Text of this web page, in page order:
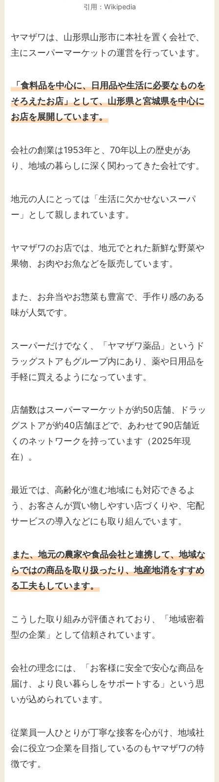
引用：Wikipedia
ヤマザワは、山形県山形市に本社を置く会社で、
主にスーパーマーケットの運営を行っています。
「食料品を中心に、日用品や生活に必要なものを
そろえたお店」として、山形県と宮城県を中心に
お店を展開しています。
会社の創業は1953年と、70年以上の歴史があ
り、地域の暮らしに深く関わってきた会社です。
地元の人にとっては「生活に欠かせないスーパ
ー」として親しまれています。
ヤマザワのお店では、地元でとれた新鮮な野菜や
果物、お肉やお魚などを販売しています。
また、お弁当やお惣菜も豊富で、手作り感のある
味が人気です。
スーパーだけでなく、「ヤマザワ薬品」というド
ラッグストアもグループ内にあり、薬や日用品を
手軽に買えるようになっています。
店舗数はスーパーマーケットが約50店舗、ドラッ
グストアが約40店舗ほどで、あわせて90店舗近
くのネットワークを持っています（2025年現
在）。
最近では、高齢化が進む地域にも対応できるよ
う、お客さんが買い物しやすい店づくりや、宅配
サービスの導入などにも取り組んでいます。
また、地元の農家や食品会社と連携して、地域な
らではの商品を取り扱ったり、地産地消をすすめ
る工夫もしています。
こうした取り組みが評価されており、「地域密着
型の企業」として信頼されています。
会社の理念には、「お客様に安全で安心な商品を
届け、より良い暮らしをサポートする」という思
いが込められています。
従業員一人ひとりが丁寧な接客を心がけ、地域社
会に役立つ企業を目指しているのもヤマザワの特
徴です。